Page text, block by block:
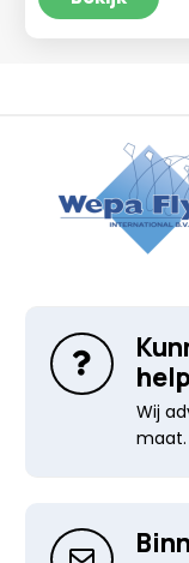
€15,99.
Wij
maat.